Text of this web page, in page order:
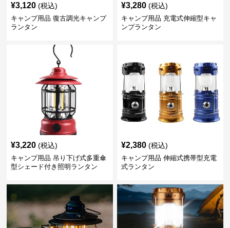
¥3,120 (税込)
キャンプ用品 復古調光キャンプ
ランタン
¥3,280 (税込)
キャンプ用品 充電式伸縮型キャ
ンプランタン
¥3,220 (税込)
キャンプ用品 吊り下げ式多重傘
型シェード付き照明ランタン
¥2,380 (税込)
キャンプ用品 伸縮式携帯型充電
式ランタン